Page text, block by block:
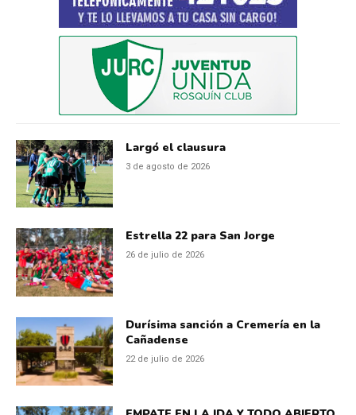
Largó el clausura
3 de agosto de 2026
Estrella 22 para San Jorge
26 de julio de 2026
Durísima sanción a Cremería en la
Cañadense
22 de julio de 2026